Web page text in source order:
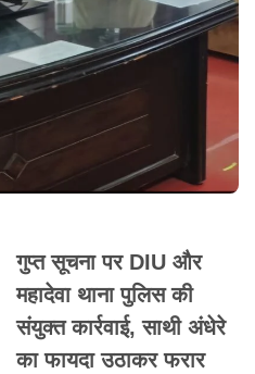
गुप्त सूचना पर DIU और
महादेवा थाना पुलिस की
संयुक्त कार्रवाई, साथी अंधेरे
का फायदा उठाकर फरार